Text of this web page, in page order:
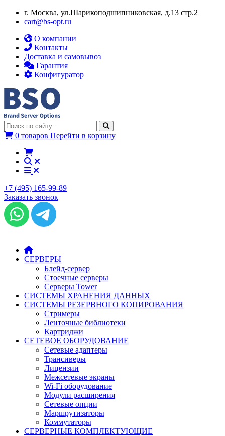
г. Москва, ул.​​Шарикоподшипниковская, д.13 стр.2
cart@bs-opt.ru
О компании
Контакты
Доставка и самовывоз
Гарантия
Конфигуратор
0 товаров Перейти в корзину
+7 (495) 165-99-89
Заказать звонок
СЕРВЕРЫ
Блейд-сервер
Стоечные серверы
Серверы Tower
СИСТЕМЫ ХРАНЕНИЯ ДАННЫХ
СИСТЕМЫ РЕЗЕРВНОГО КОПИРОВАНИЯ
Стримеры
Ленточные библиотеки
Картриджи
СЕТЕВОЕ ОБОРУДОВАНИЕ
Сетевые адаптеры
Трансиверы
Лицензии
Межсетевые экраны
Wi-Fi оборудование
Модули расширения
Сетевые опции
Маршрутизаторы
Коммутаторы
СЕРВЕРНЫЕ КОМПЛЕКТУЮЩИЕ